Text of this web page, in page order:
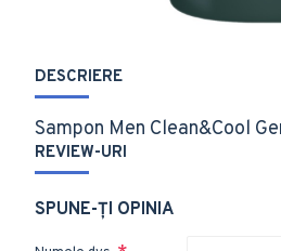
DESCRIERE
Sampon Men Clean&Cool
REVIEW-URI
SPUNE-ŢI OPINIA